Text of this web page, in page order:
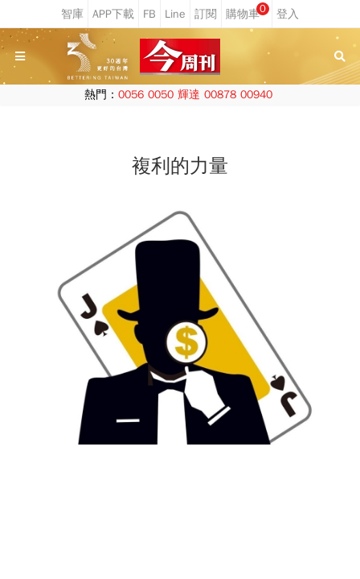
0
熱門： 0056 0050 輝達 00878 00940
複利的力量